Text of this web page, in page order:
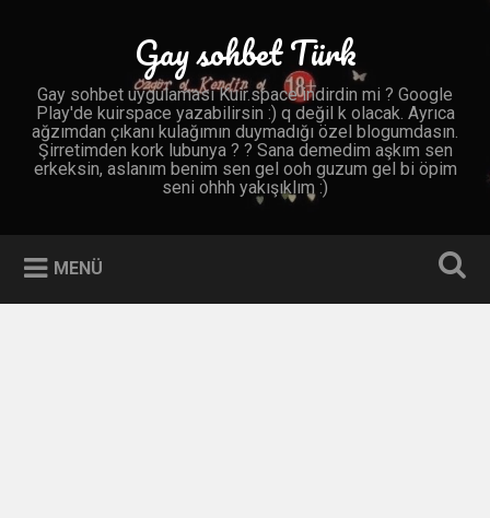
Gay sohbet Türk
Gay sohbet uygulaması Kuir.space indirdin mi ? Google
Play'de kuirspace yazabilirsin :) q değil k olacak. Ayrıca
ağzımdan çıkanı kulağımın duymadığı özel blogumdasın.
Şirretimden kork lubunya ? ? Sana demedim aşkım sen
erkeksin, aslanım benim sen gel ooh guzum gel bi öpim
seni ohhh yakışıklım :)
MENÜ